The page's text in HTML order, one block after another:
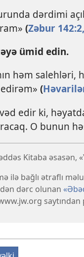
dərdimi
(Zəbur 142:2,
ümid edin.
həm salehləri,
(
edir ki,
O bunun
Kitaba əsasən,
ilə bağlı ətraflı
dərc olunan